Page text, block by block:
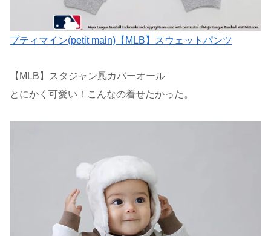
プティマイン(petit main)【MLB】スウェットパンツ
【MLB】スタジャン風カバーオール
とにかく可愛い！こんなの着せたかった。